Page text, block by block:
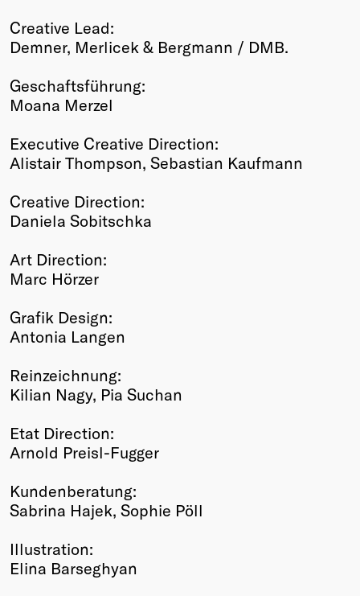
Creative Lead:
Demner, Merlicek & Bergmann / DMB.
Geschaftsführung:
Moana Merzel
Executive Creative Direction:
Alistair Thompson, Sebastian Kaufmann
Creative Direction:
Daniela Sobitschka
Art Direction:
Marc Hörzer
Grafik Design:
Antonia Langen
Reinzeichnung:
Kilian Nagy, Pia Suchan
Etat Direction:
Arnold Preisl-Fugger
Kundenberatung:
Sabrina Hajek, Sophie Pöll
Illustration:
Elina Barseghyan